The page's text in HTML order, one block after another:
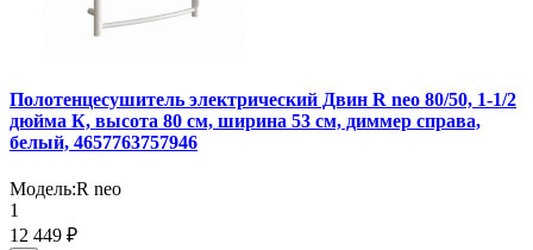
Полотенцесушитель электрический Двин R neo 80/50, 1-1/2
дюйма К, высота 80 см, ширина 53 см, диммер справа,
белый, 4657763757946
Модель:R neo
1
12 449 ₽